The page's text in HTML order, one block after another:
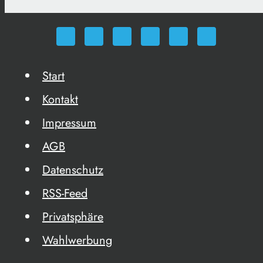
Start
Kontakt
Impressum
AGB
Datenschutz
RSS-Feed
Privatsphäre
Wahlwerbung